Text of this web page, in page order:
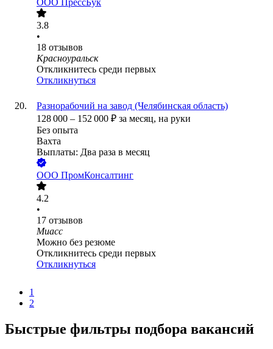
ООО ПрессБук
3.8
•
18 отзывов
Красноуральск
Откликнитесь среди первых
Откликнуться
Разнорабочий на завод (Челябинская область)
128 000 – 152 000 ₽ за месяц, на руки
Без опыта
Вахта
Выплаты: Два раза в месяц
ООО ПромКонсалтинг
4.2
•
17 отзывов
Миасс
Можно без резюме
Откликнитесь среди первых
Откликнуться
1
2
Быстрые фильтры подбора вакансий